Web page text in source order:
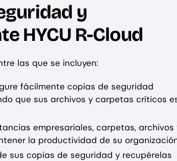
y
HYCU R-Cloud
las que se incluyen:
fácilmente copias de seguridad
que sus archivos y carpetas críticos
empresariales, carpetas, archivos
la productividad de su
sus copias de seguridad y recupérelas